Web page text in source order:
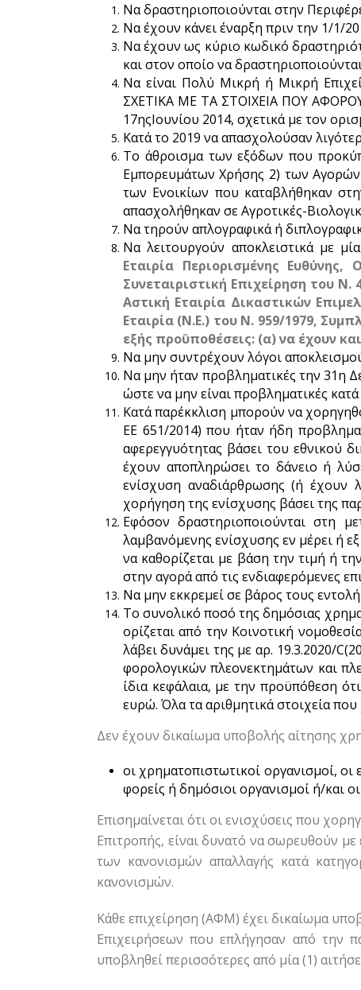
Να δραστηριοποιούνται στην
Να έχουν κάνει έναρξη πριν την 1/1/
Να έχουν ως κύριο κωδικό
και στον οποίο να
Να είναι Πολύ Μικρή ή Μικρή
ΣΧΕΤΙΚΑ ΜΕ ΤΑ ΣΤΟΙΧΕΙΑ ΠΟΥ
17ηςΙουνίου 2014, σχετικά με τον
Κατά το 2019 να απασχολούσαν
Το άθροισμα των εξόδων που
Εμπορευμάτων Χρήσης 2) των
των Ενοικίων που καταβλήθηκαν
απασχολήθηκαν σε Αγροτικές-
Να τηρούν απλογραφικά ή
Να λειτουργούν αποκλειστικά με
Εταιρία Περιορισμένης Ευθύνης,
Συνεταιριστική Επιχείρηση του Ν.
Αστική Εταιρία Δικαστικών
Εταιρία (Ν.Ε.) του Ν. 959/1979,
εξής προϋποθέσεις: (α) να έχουν
Να μην συντρέχουν λόγοι
Να μην ήταν προβληματικές την 31η
ώστε να μην είναι προβληματικές
Κατά παρέκκλιση μπορούν να
ΕΕ 651/2014) που ήταν ήδη
αφερεγγυότητας βάσει του εθνικού
έχουν αποπληρώσει το δάνειο ή
ενίσχυση αναδιάρθρωσης (ή έχουν
χορήγηση της ενίσχυσης βάσει της
Εφόσον δραστηριοποιούνται στη
λαμβανόμενης ενίσχυσης εν μέρει ή
να καθορίζεται με βάση την τιμή ή
στην αγορά από τις ενδιαφερόμενες
Να μην εκκρεμεί σε βάρος τους
Το συνολικό ποσό της δημόσιας
ορίζεται από την Κοινοτική
λάβει δυνάμει της με αρ. 19.3.2020/
φορολογικών πλεονεκτημάτων και
ίδια κεφάλαια, με την προϋπόθεση
ευρώ. Όλα τα αριθμητικά στοιχεία
Δεν έχουν δικαίωμα υποβολής αίτησης
οι χρηματοπιστωτικοί οργανισμοί,
φορείς ή δημόσιοι οργανισμοί ή/και
Επισημαίνεται ότι οι ενισχύσεις που
Επιτροπής, είναι δυνατό να σωρευθούν με
των κανονισμών απαλλαγής κατά
κανονισμών.
Κάθε επιχείρηση (ΑΦΜ) έχει δικαίωμα
Επιχειρήσεων που επλήγησαν από την
υποβληθεί περισσότερες από μία (1)